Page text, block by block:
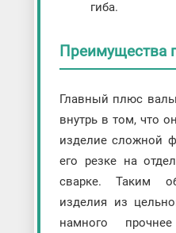
гиба.
Преимущества
Главный плюс
внутрь в том, что
изделие сложной
его резке на
сварке. Таким
изделия из
намного